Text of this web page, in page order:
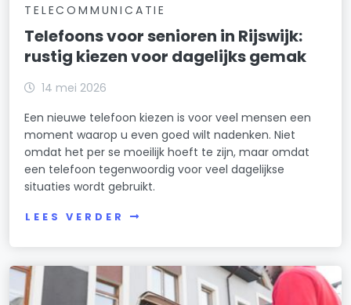
TELECOMMUNICATIE
Telefoons voor senioren in Rijswijk:
rustig kiezen voor dagelijks gemak
14 mei 2026
Een nieuwe telefoon kiezen is voor veel mensen een
moment waarop u even goed wilt nadenken. Niet
omdat het per se moeilijk hoeft te zijn, maar omdat
een telefoon tegenwoordig voor veel dagelijkse
situaties wordt gebruikt.
LEES VERDER